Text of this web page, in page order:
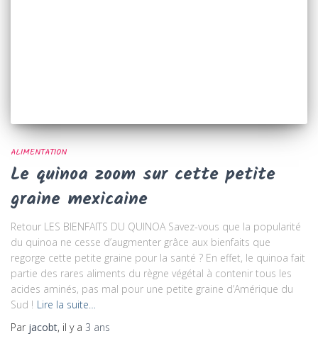
ALIMENTATION
Le quinoa zoom sur cette petite
graine mexicaine
Retour LES BIENFAITS DU QUINOA Savez-vous que la popularité
du quinoa ne cesse d’augmenter grâce aux bienfaits que
regorge cette petite graine pour la santé ? En effet, le quinoa fait
partie des rares aliments du règne végétal à contenir tous les
acides aminés, pas mal pour une petite graine d’Amérique du
Sud ! Lire la suite…
Par jacobt, il y a 3 ans